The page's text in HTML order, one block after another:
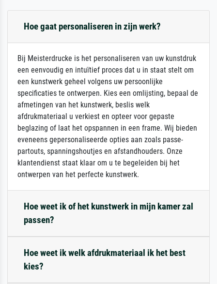
Hoe gaat personaliseren in zijn werk?
Bij Meisterdrucke is het personaliseren van uw kunstdruk
een eenvoudig en intuïtief proces dat u in staat stelt om
een kunstwerk geheel volgens uw persoonlijke
specificaties te ontwerpen. Kies een omlijsting, bepaal de
afmetingen van het kunstwerk, beslis welk
afdrukmateriaal u verkiest en opteer voor gepaste
beglazing of laat het opspannen in een frame. Wij bieden
eveneens gepersonaliseerde opties aan zoals passe-
partouts, spanningshoutjes en afstandhouders. Onze
klantendienst staat klaar om u te begeleiden bij het
ontwerpen van het perfecte kunstwerk.
Hoe weet ik of het kunstwerk in mijn kamer zal
passen?
Hoe weet ik welk afdrukmateriaal ik het best
kies?